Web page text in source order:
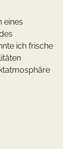
eines
ich frische